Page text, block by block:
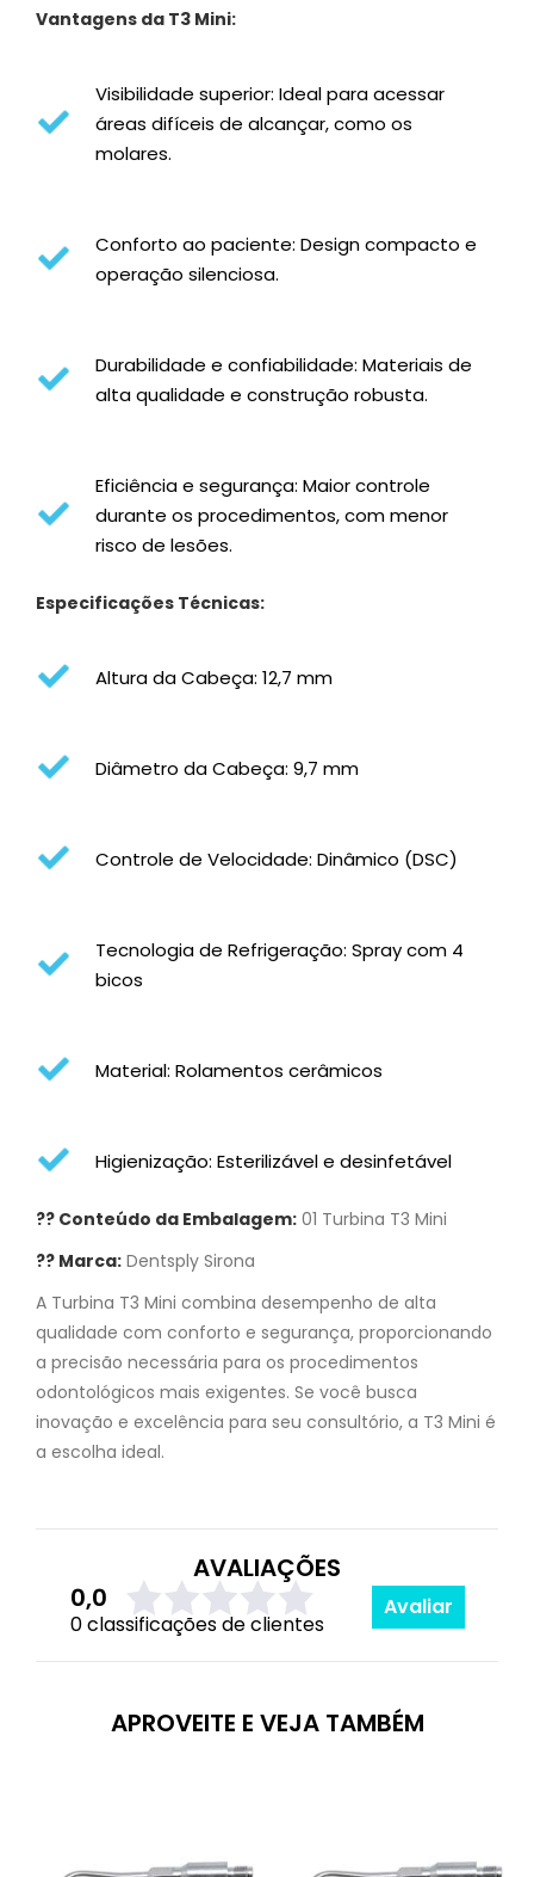
Vantagens da T3 Mini:
Visibilidade superior: Ideal para acessar
áreas difíceis de alcançar, como os
molares.
Conforto ao paciente: Design compacto e
operação silenciosa.
Durabilidade e confiabilidade: Materiais de
alta qualidade e construção robusta.
Eficiência e segurança: Maior controle
durante os procedimentos, com menor
risco de lesões.
Especificações Técnicas:
Altura da Cabeça: 12,7 mm
Diâmetro da Cabeça: 9,7 mm
Controle de Velocidade: Dinâmico (DSC)
Tecnologia de Refrigeração: Spray com 4
bicos
Material: Rolamentos cerâmicos
Higienização: Esterilizável e desinfetável
?? Conteúdo da Embalagem: 01 Turbina T3 Mini
?? Marca: Dentsply Sirona
A Turbina T3 Mini combina desempenho de alta
qualidade com conforto e segurança, proporcionando
a precisão necessária para os procedimentos
odontológicos mais exigentes. Se você busca
inovação e excelência para seu consultório, a T3 Mini é
a escolha ideal.
AVALIAÇÕES
0,0
0 classificações de clientes
Avaliar
APROVEITE E VEJA TAMBÉM